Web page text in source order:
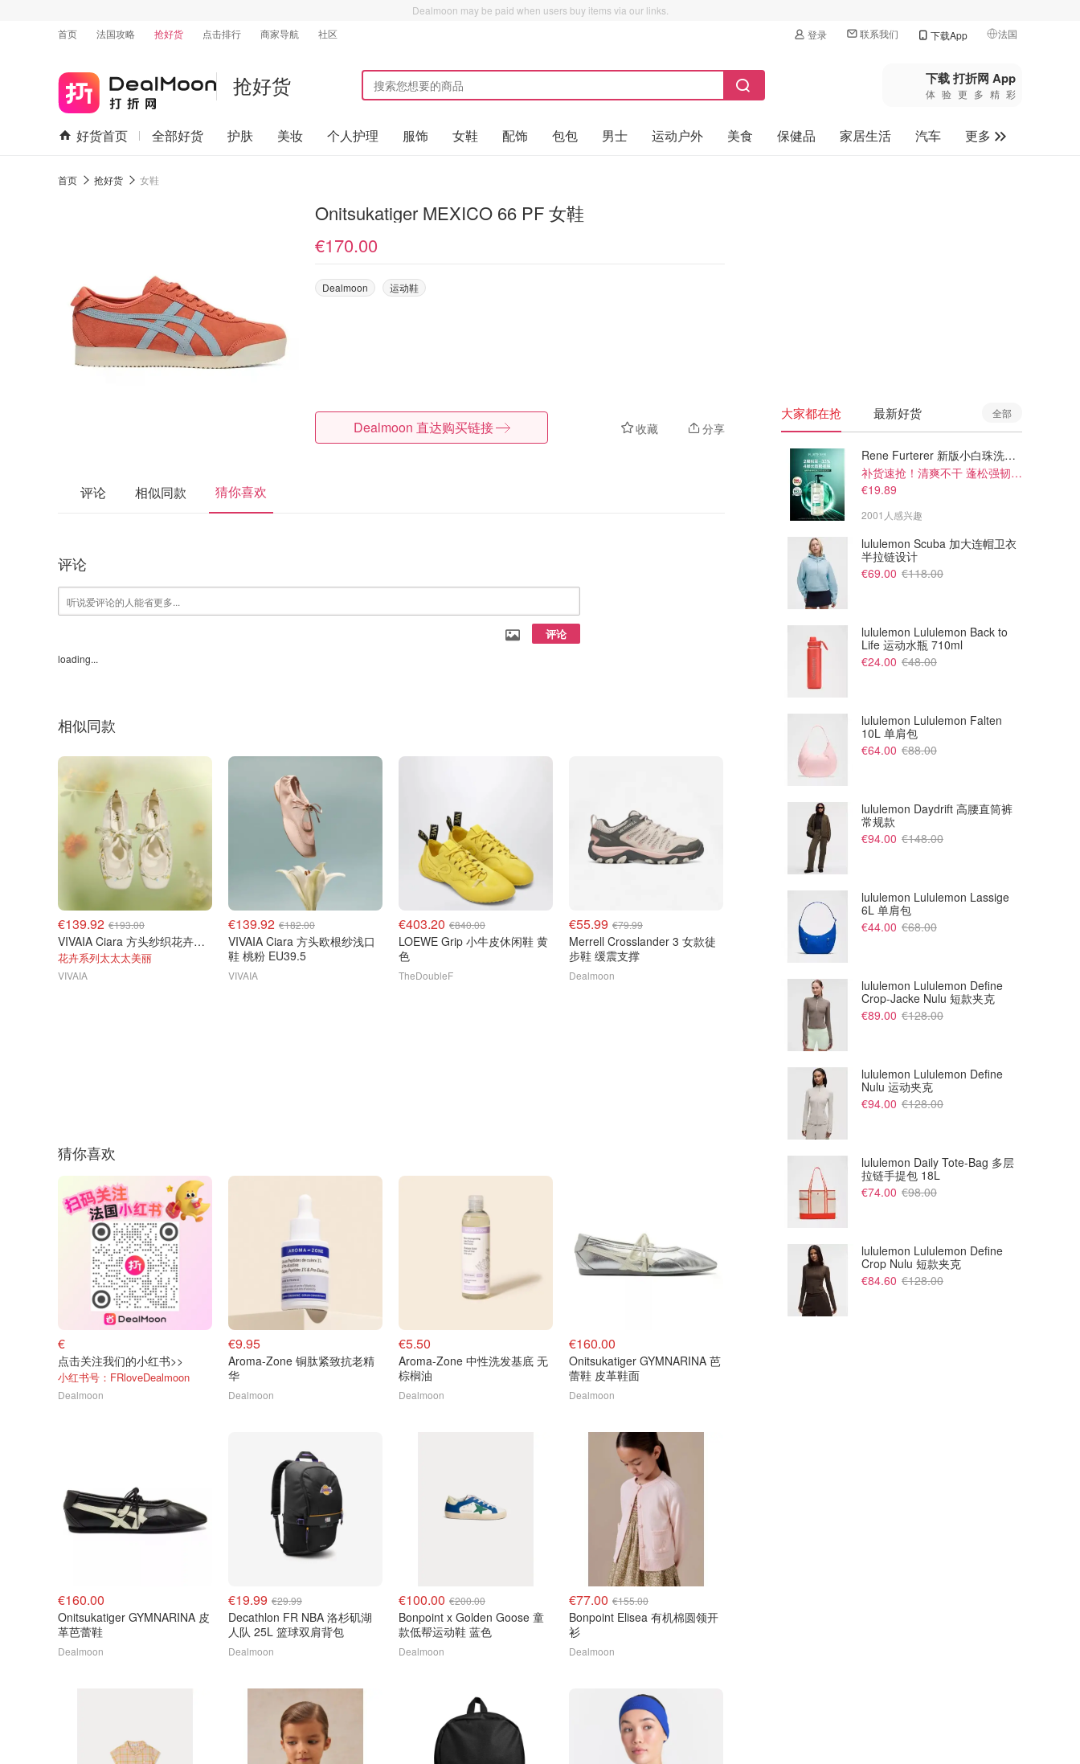
Dealmoon may be paid when users buy items via our links.
首页
法国攻略 抢好货 点击排行 商家导航 社区 登录 联系我们 下载App 法国
🇺🇸美国
🇨🇳中国
🇨🇦加拿大
抢好货 下载 打折网 App
体验更多精彩
好货首页 全部好货 护肤 美妆 个人护理 服饰 女鞋 配饰 包包 男士 运动户外 美食 保健品 家居生活 汽车
更多
首页 抢好货 女鞋
Onitsukatiger MEXICO 66 PF 女鞋
€170.00
Dealmoon 运动鞋
收藏 分享
Dealmoon 直达购买链接
评论 相似同款 猜你喜欢
评论
评论
loading...
相似同款
€139.92 €193.00
VIVAIA Ciara 方头纱织花卉平底鞋
花卉系列太太太美丽
VIVAIA
€139.92 €182.00
VIVAIA Ciara 方头欧根纱浅口
鞋 桃粉 EU39.5
VIVAIA
€403.20 €840.00
LOEWE Grip 小牛皮休闲鞋 黄
色
TheDoubleF
€55.99 €79.99
Merrell Crosslander 3 女款徒
步鞋 缓震支撑
Dealmoon
€109.99
Decathlon 公路骑行鞋 EDR Air
€125.00
猜你喜欢
€
点击关注我们的小红书>>
小红书号：FRloveDealmoon
Dealmoon
€9.95
Aroma-Zone 铜肽紧致抗老精
华
Dealmoon
€5.50
Aroma-Zone 中性洗发基底 无
棕榈油
Dealmoon
€160.00
Onitsukatiger GYMNARINA 芭
蕾鞋 皮革鞋面
Dealmoon
€160.00
Onitsukatiger GYMNARINA 皮
革芭蕾鞋
Dealmoon
€19.99 €29.99
Decathlon FR NBA 洛杉矶湖
人队 25L 篮球双肩背包
Dealmoon
€100.00 €200.00
Bonpoint x Golden Goose 童
款低帮运动鞋 蓝色
Dealmoon
€77.00 €155.00
Bonpoint Elisea 有机棉圆领开
衫
Dealmoon
大家都在抢 最新好货 全部
Rene Furterer 新版小白珠洗发水 500ml
补货速抢！清爽不干 蓬松强韧秀发
€19.89
2001人感兴趣
lululemon Scuba 加大连帽卫衣
半拉链设计
€69.00 €118.00
lululemon Lululemon Back to
Life 运动水瓶 710ml
€24.00 €48.00
lululemon Lululemon Falten
10L 单肩包
€64.00 €88.00
lululemon Daydrift 高腰直筒裤
常规款
€94.00 €148.00
lululemon Lululemon Lassige
6L 单肩包
€44.00 €68.00
lululemon Lululemon Define
Crop-Jacke Nulu 短款夹克
€89.00 €128.00
lululemon Lululemon Define
Nulu 运动夹克
€94.00 €128.00
lululemon Daily Tote-Bag 多层
拉链手提包 18L
€74.00 €98.00
lululemon Lululemon Define
Crop Nulu 短款夹克
€84.60 €128.00